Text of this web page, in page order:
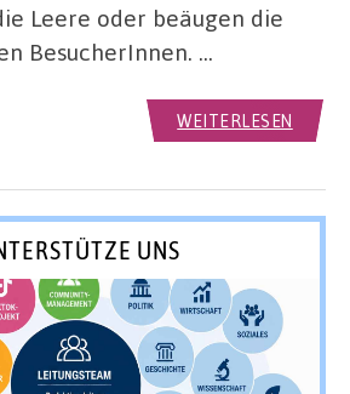
Leere oder beäugen die
BesucherInnen. …
WEITERLESEN
UNS